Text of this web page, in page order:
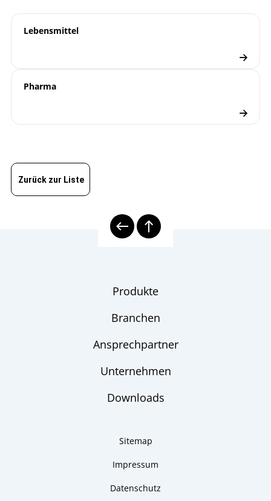
Lebensmittel
Pharma
Zurück zur Liste
Produkte
Branchen
Ansprechpartner
Unternehmen
Downloads
Sitemap
Impressum
Datenschutz